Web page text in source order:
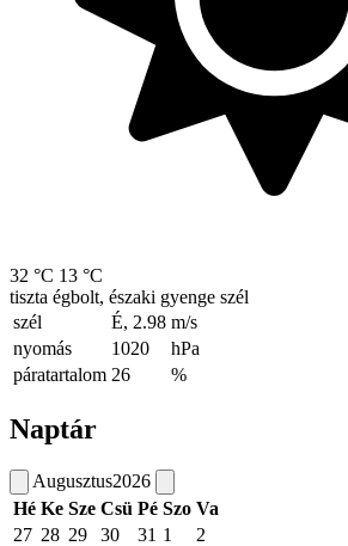
32 °C 13 °C
tiszta égbolt, északi gyenge szél
szél
É, 2.98 m/s
nyomás
1020
hPa
páratartalom 26 %
Naptár
Augusztus2026
Hé Ke Sze Csü Pé Szo Va
27 28 29 30 31 1
2